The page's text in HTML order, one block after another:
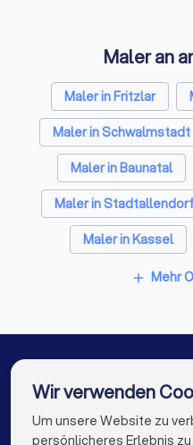
Kammerjäger
Trockenbauer
Fliesenleger
Fensterbauer
Bodenleger in
Maler an
Maler in Fritzlar
Maler in Schwalmstadt
Maler in Baunatal
Maler in Stadtallendorf
Maler in Kassel
Maler in Berlin
Maler in Düsseldorf
Maler in Essen
add Mehr
Die besten Maler für Sie
Wir verwenden
Um unsere Website zu
persönlicheres Erlebnis